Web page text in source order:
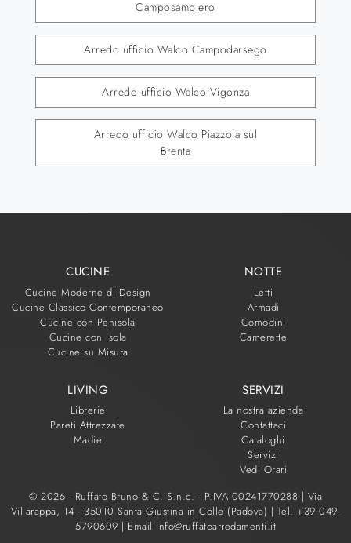
Camposampiero
Arredo ufficio Walco Campodarsego
Arredo ufficio Walco Vigonza
Arredo ufficio Walco Piazzola sul
Brenta
CUCINE
Cucine Moderne di Design
Cucine Classico Contemporaneo
Cucine con Penisola
Cucine con Isola
Cucine su Misura
NOTTE
Letti
Armadi
Comodini
Camerette
LIVING
Librerie
Pareti Attrezzate
Madie
SERVIZI
La nostra azienda
Contattaci
Cataloghi
Servizi
Vedi Orari
© 2026 - Ruffato Bruno & C. S.n.c. - P.IVA 00241770288 | Via
Villarappa, 14 - 35010 Santa Giustina in Colle (Padova) | Tel. +39 049-
5790609 | Email info@ruffatoarredamenti.it